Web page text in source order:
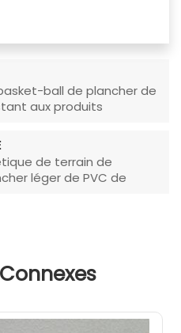
ball de plancher de
aux produits
de terrain de
léger de PVC de